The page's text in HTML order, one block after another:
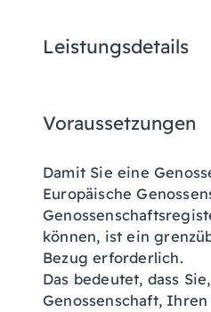
Leistungsdetails
Voraussetzungen
Damit Sie eine
Europäische
können, ist ein
Bezug erforderlich.
Das bedeutet, dass
Genossenschaft,